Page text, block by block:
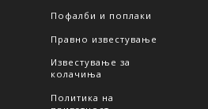
Пофалби и поплаки
Правно известување
Известување за
колачиња
Политика на